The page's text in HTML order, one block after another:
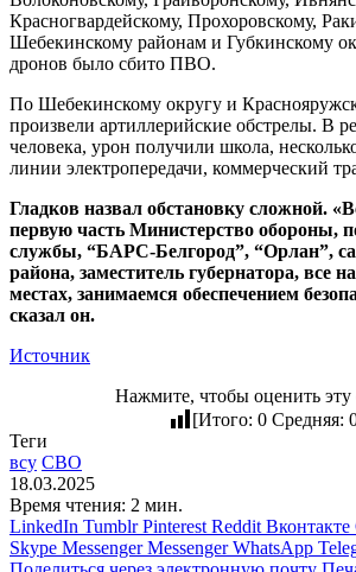
Красногвардейскому, Прохоровскому,
Шебекинскому районам и Губкинскому
дронов было сбито ПВО.
По Шебекинскому округу и
произвели артиллерийские обстрелы. В
человека, урон получили школа,
линии электропередачи, коммерческий
Гладков назвал обстановку сложной.
первую часть Министерство обороны,
службы, “БАРС-Белгород”, “Орлан”,
района, заместитель губернатора, все
местах, занимаемся обеспечением
сказал он.
Источник
Нажмите, чтобы оценить эту
[Итого: 0Средняя:
Теги
всу СВО
18.03.2025
Время чтения: 2 мин.
LinkedIn Tumblr Pinterest Reddit Вконтакте
Skype Messenger Messenger WhatsApp